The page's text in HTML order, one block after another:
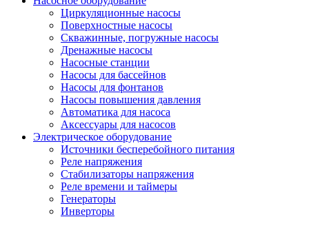
Циркуляционные насосы
Поверхностные насосы
Скважинные, погружные насосы
Дренажные насосы
Насосные станции
Насосы для бассейнов
Насосы для фонтанов
Насосы повышения давления
Автоматика для насоса
Аксессуары для насосов
Электрическое оборудование
Источники бесперебойного питания
Реле напряжения
Стабилизаторы напряжения
Реле времени и таймеры
Генераторы
Инверторы